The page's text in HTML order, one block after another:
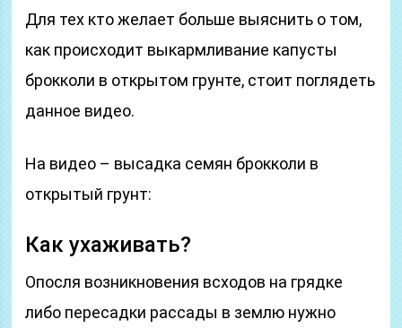
Для тех кто желает больше выяснить о том,
как происходит выкармливание капусты
брокколи в открытом грунте, стоит поглядеть
данное видео.
На видео – высадка семян брокколи в
открытый грунт:
Как ухаживать?
Опосля возникновения всходов на грядке
либо пересадки рассады в землю нужно